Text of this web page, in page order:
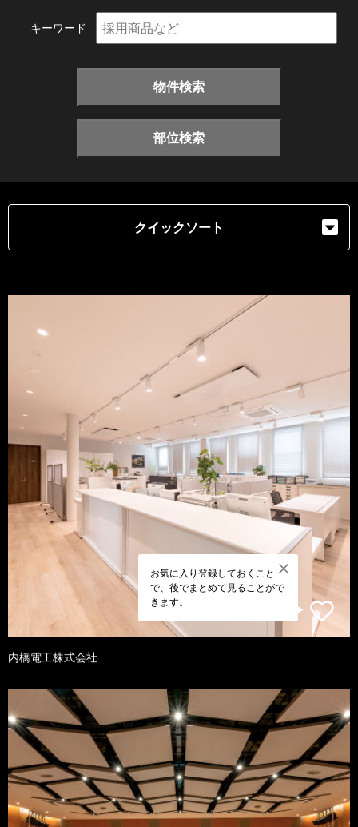
キーワード
物件検索
部位検索
クイックソート
お気に入り登録しておくこと
で、後でまとめて見ることがで
きます。
内橋電工株式会社